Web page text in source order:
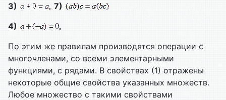
3) 7)
4)
По этим же правилам производятся операции с
многочленами, со всеми элементарными
функциями, с рядами. В свойствах (1) отражены
некоторые общие свойства указанных множеств.
Любое множество с такими свойствами